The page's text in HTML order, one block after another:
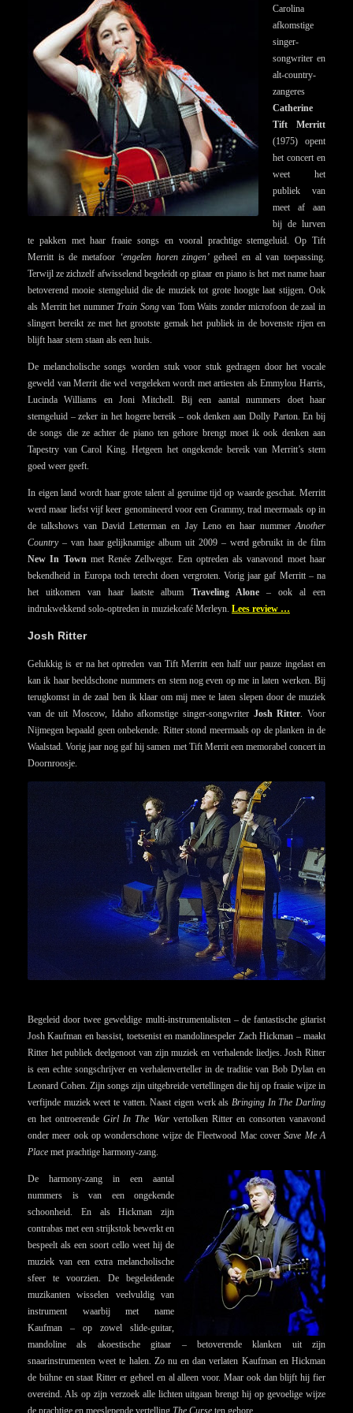
Carolina
afkomstige
singer-
songwriter en
alt-country-
zangeres
Catherine
Tift Merritt
(1975) opent
het concert en
weet het
publiek van
meet af aan
bij de lurven
te pakken met haar fraaie songs en vooral prachtige stemgeluid. Op Tift
Merritt is de metafoor ‘engelen horen zingen’geheel en al van toepassing.
Terwijl ze zichzelf afwisselend begeleidt op gitaar en piano is het met name haar
betoverend mooie stemgeluid die de muziek tot grote hoogte laat stijgen. Ook
als Merritt het nummerTrain Songvan Tom Waits zonder microfoon de zaal in
slingert bereikt ze met het grootste gemak het publiek in de bovenste rijen en
blijft haar stem staan als een huis.
De melancholische songs worden stuk voor stuk gedragen door het vocale
geweld van Merrit die wel vergeleken wordt met artiesten als Emmylou Harris,
Lucinda Williams en Joni Mitchell. Bij een aantal nummers doet haar
stemgeluid – zeker in het hogere bereik – ook denken aan Dolly Parton. En bij
de songs die ze achter de piano ten gehore brengt moet ik ook denken aan
Tapestry van Carol King. Hetgeen het ongekende bereik van Merritt’s stem
goed weer geeft.
In eigen land wordt haar grote talent al geruime tijd op waarde geschat. Merritt
werd maar liefst vijf keer genomineerd voor een Grammy, trad meermaals op in
de talkshows van David Letterman en Jay Leno en haar nummerAnother
Country– van haar gelijknamige album uit 2009 – werd gebruikt in de film
New In Townmet Renée Zellweger. Een optreden als vanavond moet haar
bekendheid in Europa toch terecht doen vergroten. Vorig jaar gaf Merritt – na
het uitkomen van haar laatste album Traveling Alone– ook al een
indrukwekkend solo-optreden in muziekcafé Merleyn. Lees review …
Josh Ritter
Gelukkig is er na het optreden van Tift Merritt een half uur pauze ingelast en
kan ik haar beeldschone nummers en stem nog even op me in laten werken. Bij
terugkomst in de zaal ben ik klaar om mij mee te laten slepen door de muziek
van de uit Moscow, Idaho afkomstige singer-songwriter Josh Ritter. Voor
Nijmegen bepaald geen onbekende. Ritter stond meermaals op de planken in de
Waalstad. Vorig jaar nog gaf hij samen met Tift Merrit een memorabel concert in
Doornroosje.
Begeleid door twee geweldige multi-instrumentalisten – de fantastische gitarist
Josh Kaufman en bassist, toetsenist en mandolinespeler Zach Hickman – maakt
Ritter het publiek deelgenoot van zijn muziek en verhalende liedjes. Josh Ritter
is een echte songschrijver en verhalenverteller in de traditie van Bob Dylan en
Leonard Cohen. Zijn songs zijn uitgebreide vertellingen die hij op fraaie wijze in
verfijnde muziek weet te vatten. Naast eigen werk als Bringing In The Darling
en het ontroerendeGirl In The War vertolken Ritter en consorten vanavond
onder meer ook op wonderschone wijze de Fleetwood Mac coverSave Me A
Place met prachtige harmony-zang.
De harmony-zang in een aantal
nummers is van een ongekende
schoonheid. En als Hickman zijn
contrabas met een strijkstok bewerkt en
bespeelt als een soort cello weet hij de
muziek van een extra melancholische
sfeer te voorzien. De begeleidende
muzikanten wisselen veelvuldig van
instrument waarbij met name
Kaufman – op zowel slide-guitar,
mandoline als akoestische gitaar – betoverende klanken uit zijn
snaarinstrumenten weet te halen. Zo nu en dan verlaten Kaufman en Hickman
de bühne en staat Ritter er geheel en al alleen voor. Maar ook dan blijft hij fier
overeind. Als op zijn verzoek alle lichten uitgaan brengt hij op gevoelige wijze
de prachtige en meeslepende vertelling The Curse ten gehore.